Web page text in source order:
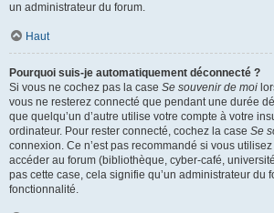
un administrateur du forum.
Haut
Pourquoi suis-je automatiquement déconnecté ?
Si vous ne cochez pas la case Se souvenir de moi
vous ne resterez connecté que pendant une durée
que quelqu’un d’autre utilise votre compte à votre
ordinateur. Pour rester connecté, cochez la case Se
connexion. Ce n’est pas recommandé si vous
accéder au forum (bibliothèque, cyber-café,
pas cette case, cela signifie qu’un administrateur du
fonctionnalité.